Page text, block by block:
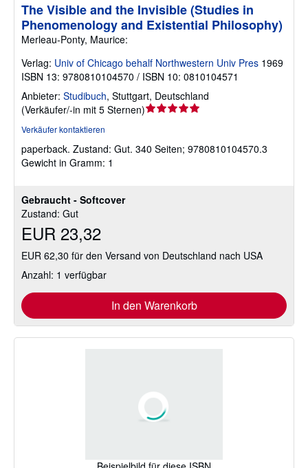
Gebraucht - Softcover
Zustand: Gut
EUR 23,32
EUR 62,30 für den Versand von Deutschland nach USA
Anzahl: 1 verfügbar
In den Warenkorb
The Visible and the Invisible (Studies in
Phenomenology and Existential Philosophy)
Merleau-Ponty, Maurice:
Verlag: Univ of Chicago behalf Northwestern Univ Pres 1969
ISBN 13: 9780810104570 / ISBN 10: 0810104571
Anbieter: Studibuch, Stuttgart, Deutschland
(Verkäufer/-in mit 5 Sternen)Verkäuferbewertung
5
Verkäufer kontaktieren
paperback. Zustand: Gut. 340 Seiten; 9780810104570.3
Gewicht in Gramm: 1